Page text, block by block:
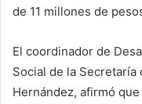
de 11 millones de
El coordinador de
Social de la Secretaría
Hernández, afirmó